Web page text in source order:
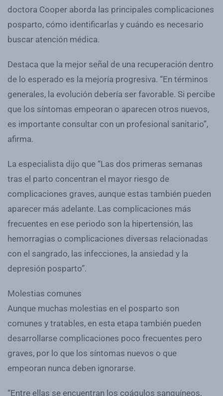
doctora Cooper aborda las principales complicaciones
posparto, cómo identificarlas y cuándo es necesario
buscar atención médica.
Destaca que la mejor señal de una recuperación dentro
de lo esperado es la mejoría progresiva. “En términos
generales, la evolución debería ser favorable. Si percibe
que los síntomas empeoran o aparecen otros nuevos,
es importante consultar con un profesional sanitario”,
afirma.
La especialista dijo que “Las dos primeras semanas
tras el parto concentran el mayor riesgo de
complicaciones graves, aunque estas también pueden
aparecer más adelante. Las complicaciones más
frecuentes en ese periodo son la hipertensión, las
hemorragias o complicaciones diversas relacionadas
con el sangrado, las infecciones, la ansiedad y la
depresión posparto”.
Molestias comunes
Aunque muchas molestias en el posparto son
comunes y tratables, en esta etapa también pueden
desarrollarse complicaciones poco frecuentes pero
graves, por lo que los síntomas nuevos o que
empeoran nunca deben ignorarse.
“Entre ellas se encuentran los coágulos sanguíneos,